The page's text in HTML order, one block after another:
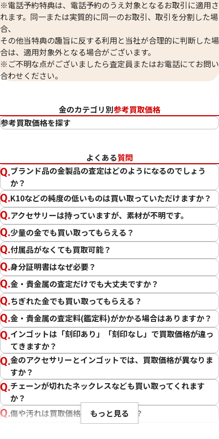
※電話予約特典は、電話予約のうえ対象となるお取引に適用さ
れます。同一または実質的に同一のお取引、取引を分割した場
合、
その他当特典の趣旨に反する利用と当社が合理的に判断した場
合は、適用対象外となる場合がございます。
※ご不明な点がございましたら査定員またはお電話にてお問い
合わせください。
金のカテゴリ別参考買取価格
参考買取価格を探す
22金（K22）
21.6金（K21.6）
20金（K20）
18金（K18）
14金（K14）
12金（K12）
10金（K10）
金
プラチナ
よくある質問
ブランド品の金製品の査定はどのようになるのでしょう
か？
K10などの純度の低いものは買い取っていただけますか？
アクセサリーは持っていますが、素材が不明です。
少量の金でも買い取ってもらえる？
付属品がなくても買取可能？
身分証明書はなぜ必要？
金・貴金属の査定だけでも大丈夫ですか？
ちぎれた金でも買い取ってもらえる？
金・貴金属の査定料(鑑定料)がかかる場合はありますか？
インゴットは「刻印あり」「刻印なし」で買取価格が違っ
てきますか？
金のアクセサリーとインゴットでは、買取価格が異なりま
すか？
チェーンが切れたネックレスなども買い取ってくれます
か？
傷や汚れは買取価格に影響しますか？
もっと見る